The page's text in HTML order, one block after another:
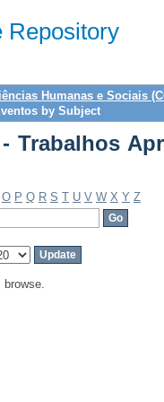
Repository
Trabalhos
Humanas e Sociais
by Subject
Trabalhos
O P Q R S T U V W X Y Z
browse.